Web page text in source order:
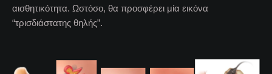
αισθητικότητα. Ωστόσο, θα προσφέρει μία εικόνα
“τρισδιάστατης θηλής”.